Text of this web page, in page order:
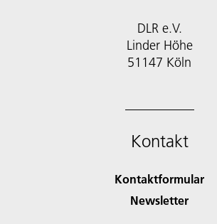
DLR e.V.
Linder Höhe
51147 Köln
Kontakt
Kontaktformular
Newsletter